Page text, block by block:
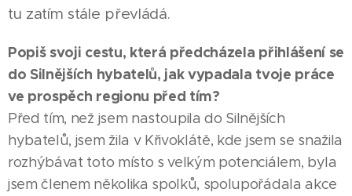
tu zatím stále převládá.
Popiš svoji cestu, která předcházela přihlášení se
do Silnějších hybatelů, jak vypadala tvoje práce
ve prospěch regionu před tím?
Před tím, než jsem nastoupila do Silnějších
hybatelů, jsem žila v Křivoklátě, kde jsem se snažila
rozhýbávat toto místo s velkým potenciálem, byla
jsem členem několika spolků, spolupořádala akce